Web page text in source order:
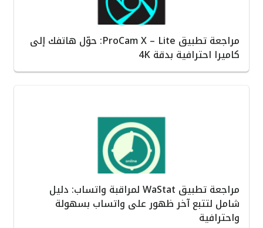
مراجعة تطبيق ProCam X – Lite: حوّل هاتفك إلى
كاميرا احترافية بدقة 4K
مراجعة تطبيق WaStat لمراقبة واتساب: دليل
شامل لتتبع آخر ظهور على واتساب بسهولة
واحترافية